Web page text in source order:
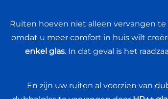
Ruiten hoeven niet alleen vervangen
omdat u meer comfort in huis wilt
enkel glas. In dat geval is het
En zijn uw ruiten al voorzien van